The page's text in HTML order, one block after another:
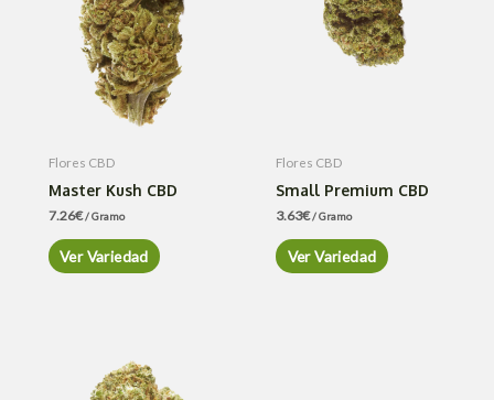
Flores CBD
Master Kush CBD
7.26€/ Gramo
Ver Variedad
Flores CBD
Small Premium CBD
3.63€/ Gramo
Ver Variedad